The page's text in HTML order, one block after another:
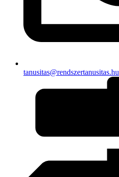
tanusitas@rendszertanusitas.hu